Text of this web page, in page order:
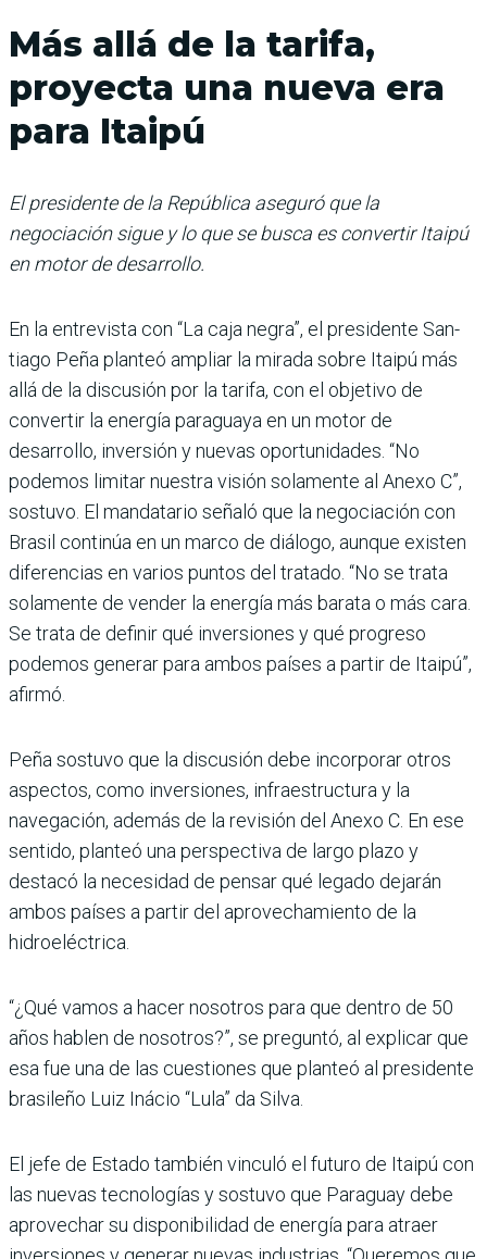
Más allá de la tarifa,
proyecta una nueva era
para Itaipú
El presidente de la República aseguró que la
negociación sigue y lo que se busca es convertir Itaipú
en motor de desarrollo.
En la entrevista con “La caja negra”, el presidente San­
tiago Peña planteó ampliar la mirada sobre Itaipú más
allá de la discusión por la tarifa, con el objetivo de
convertir la energía paraguaya en un motor de
desarrollo, inver­sión y nuevas oportunidades. “No
podemos limitar nuestra visión solamente al Anexo C”,
sostuvo. El mandatario señaló que la negociación con
Brasil continúa en un marco de diá­logo, aunque existen
diferen­cias en varios puntos del tra­tado. “No se trata
solamente de vender la energía más barata o más cara.
Se trata de definir qué inversiones y qué progreso
podemos generar para ambos países a partir de Itaipú”,
afirmó.
Peña sostuvo que la discusión debe incorporar otros
aspec­tos, como inversiones, infraes­tructura y la
navegación, ade­más de la revisión del Anexo C. En ese
sentido, planteó una perspectiva de largo plazo y
destacó la necesidad de pen­sar qué legado dejarán
ambos países a partir del aprovecha­miento de la
hidroeléctrica.
“¿Qué vamos a hacer nosotros para que dentro de 50
años hablen de nosotros?”, se pre­guntó, al explicar que
esa fue una de las cuestiones que plan­teó al presidente
brasileño Luiz Inácio “Lula” da Silva.
El jefe de Estado también vin­culó el futuro de Itaipú con
las nuevas tecnologías y sostuvo que Paraguay debe
aprovechar su disponibilidad de energía para atraer